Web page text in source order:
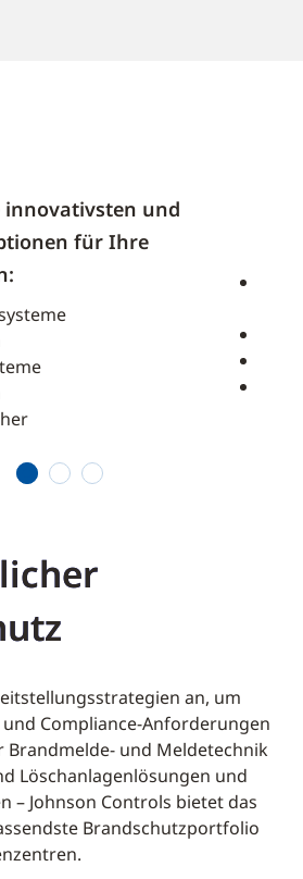
innovativsten und
für Ihre
an, um
Compliance-Anforderungen
Brandmelde- und Meldetechnik
Löschanlagenlösungen und
– Johnson Controls bietet das
Brandschutzportfolio